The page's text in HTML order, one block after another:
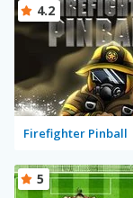
Firefighter Pinball
4.2
5